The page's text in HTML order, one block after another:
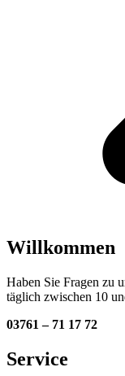
Willkommen
Haben Sie Fragen zu
täglich zwischen 10
03761 – 71 17 72
Service